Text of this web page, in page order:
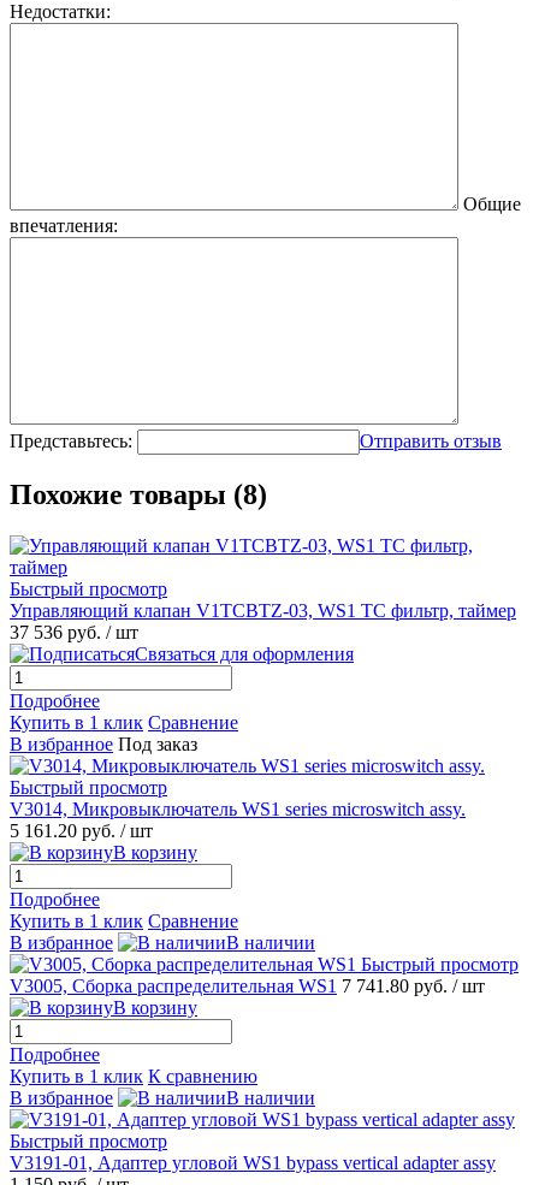
Недостатки:
Общие
впечатления:
Представьтесь: Отправить отзыв
Похожие товары (8)
Быстрый просмотр
Управляющий клапан V1TCBTZ-03, WS1 TC фильтр, таймер
37 536 руб. / шт
Связаться для оформления
Подробнее
Купить в 1 клик Сравнение
В избранное Под заказ
Быстрый просмотр
V3014, Микровыключатель WS1 series microswitch assy.
5 161.20 руб. / шт
В корзину
Подробнее
Купить в 1 клик Сравнение
В избранное
В наличии
Быстрый просмотр
V3005, Сборка распределительная WS1 7 741.80 руб. / шт
В корзину
Подробнее
Купить в 1 клик К сравнению
В избранное
В наличии
Быстрый просмотр
V3191-01, Адаптер угловой WS1 bypass vertical adapter assy